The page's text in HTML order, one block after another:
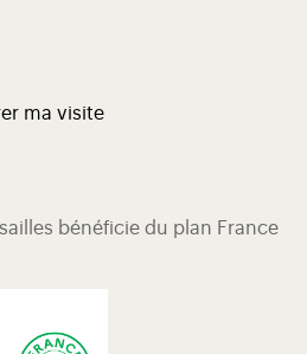
ma visite
bénéficie du plan France